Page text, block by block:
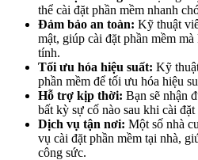
thể cài đặt phần mềm nhanh
Đảm bảo an toàn: Kỹ thuật
mật, giúp cài đặt phần mềm
tính.
Tối ưu hóa hiệu suất: Kỹ
phần mềm để tối ưu hóa hiệu
Hỗ trợ kịp thời: Bạn sẽ nhận
bất kỳ sự cố nào sau khi cài đặt
Dịch vụ tận nơi: Một số nhà
vụ cài đặt phần mềm tại nhà,
công sức.